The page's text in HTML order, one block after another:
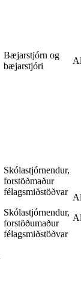
Bæjarstjórn og
bæjarstjóri
Skólastjórnendur,
forstöðmaður
félagsmiðstöðvar
Skólastjórnendur,
forstöðumaður
félagsmiðstöðvar